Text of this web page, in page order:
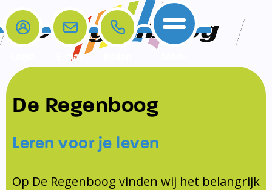
Home
De school
Opleiding en Stage
KomKids
Ouders
Ouders
Contact
Contact
Contact
Samenwerkingen
Schoollogopedist
E-mail
De Regenboog
Leren voor je leven
Op De Regenboog vinden wij het belangrijk